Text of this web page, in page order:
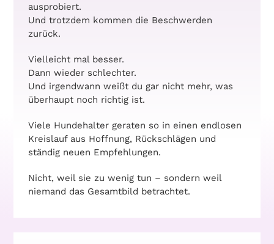
ausprobiert.
Und trotzdem kommen die Beschwerden
zurück.
Vielleicht mal besser.
Dann wieder schlechter.
Und irgendwann weißt du gar nicht mehr, was
überhaupt noch richtig ist.
Viele Hundehalter geraten so in einen endlosen
Kreislauf aus Hoffnung, Rückschlägen und
ständig neuen Empfehlungen.
Nicht, weil sie zu wenig tun –sondern weil
niemand das Gesamtbild betrachtet.